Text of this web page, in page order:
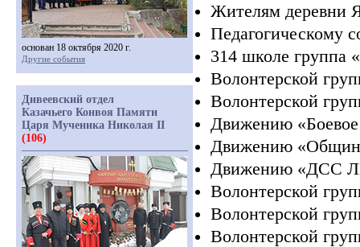
Жителям деревни
Педагогическому
314 школе группа
Волонтерской
Волонтерской
Движению «Боевое
Движению
Движению «ДСС
Волонтерской
Волонтерской
Волонтерской
основан 18 октября 2020 г.
Другие события
Дивеевский отдел
Казачьего Конвоя Памяти
Царя Мученика Николая II
(106)